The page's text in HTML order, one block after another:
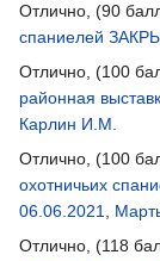
Отлично, (90
спаниелей
Отлично, (100
районная
Карлин И.М.
Отлично, (100
охотничьих
06.06.2021
Отлично, (118